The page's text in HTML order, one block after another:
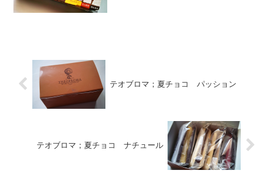
テオブロマ；夏チョコ パッション
テオブロマ；夏チョコ ナチュール